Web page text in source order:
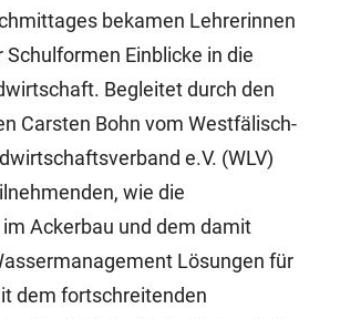
bekamen Lehrerinnen
Schulformen Einblicke in die
Begleitet durch den
Carsten Bohn vom Westfälisch-
e.V. (WLV)
wie die
Ackerbau und dem damit
Lösungen für
dem fortschreitenden